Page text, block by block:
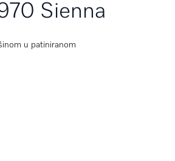
Sienna
u patiniranom